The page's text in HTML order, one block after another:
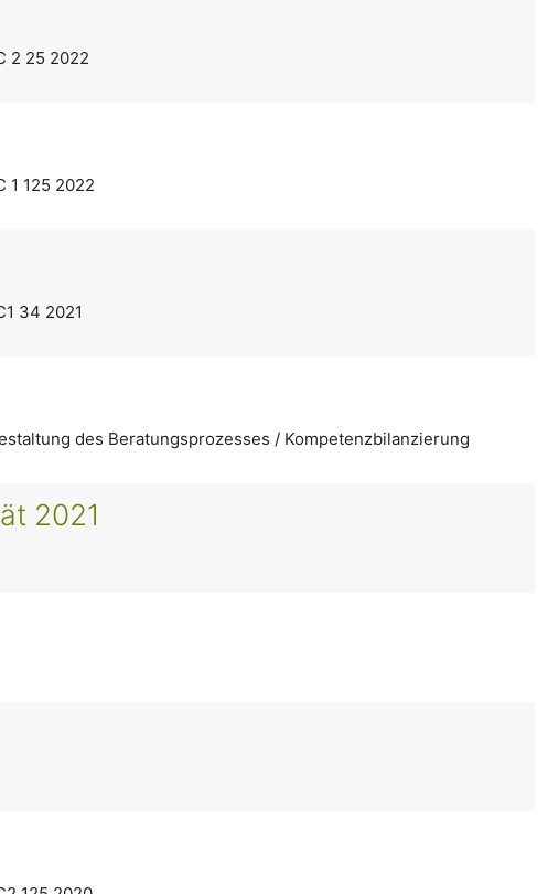
2 25 2022
1 125 2022
34 2021
des Beratungsprozesses / Kompetenzbilanzierung
2021